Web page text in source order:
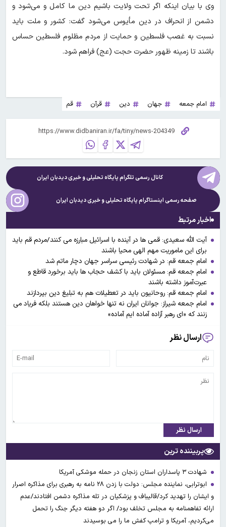
وی با بیان اینکه اگر تحت ولایت باشیم دین ما کامل و می‌شود و
دشمن از انحراف در دین مأیوس می‌شود گفت: کشور و ملت باید
نسبت به غصب فلسطین و حمایت از مردم مظلوم فلسطین حساس
باشند تا زمینه ظهور حضرت حجت (عج) فراهم شود.
امام جمعه جهان دین قرآن قم
کانال رسمی تلگرام پایگاه تحلیلی و خبریدیدبان ایران
صفحه رسمی اینستاگرام پایگاه تحلیلی و خبریدیدبان ایران
اخبار مرتبط
آیت الله سعیدی: قمی ها در آینده با اسرائیل مبارزه می کنند/مردم قم باید
برای این ماموریت مهم الهی محیا باشند
امام جمعه قم: در شهادت رئیسی سراسر جهان دچار ماتم شد
امام جمعه قم: مسئولان باید با کشف حجاب ها باید برخورد قاطع و
عبرت‌آموز داشته باشند
امام جمعه قم: روحانیون باید در تعطیلات هم به تبلیغ دین بپردازند
امام جمعه شیراز: جوانان ایران نه تنها خواهان دین هستند بلکه فریاد می
زنند که «ای رهبر آزاده آماده ایم آماده»
ارسال نظر
ارسال نظر
پربیننده ترین
شهادت ۳ ‌پاسداران استان زنجان در حمله موشکی آمریکا
ابوترابی، نماینده مجلس: دولت با زدن ۲۸ نامه به رهبری برای مذاکره اصرار
و ایشان را تهدید کرد/قالیباف و پزشکیان در تله مذاکره دشمن افتادند/عدم
ارائه تفاهمنامه به مجلس تخلف بود/ اگر دو هفته دیگر جنگ را تحمل
می‌کردیم، آمریکا و ترامپ کفش ما را می بوسیدند